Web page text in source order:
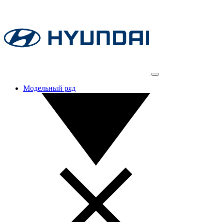
Модельный ряд